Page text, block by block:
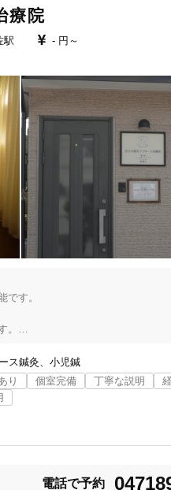
療院
駅
- 円～
です。
。
指圧師
ス鍼灸
小児鍼
り 個室完備 丁寧な説明
電話で予約